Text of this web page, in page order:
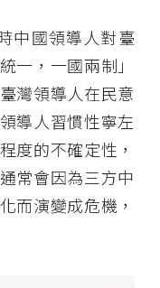
中國領導人對臺
一，一國兩制」
灣領導人在民意
導人習慣性寧左
度的不確定性，
常會因為三方中
而演變成危機，